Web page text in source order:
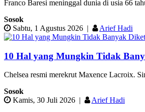
Franco Baresi meninggal dunia di usia 66
Sosok
Sabtu, 1 Agustus 2026 | Arief Hadi
10 Hal yang Mungkin Tidak
Chelsea resmi merekrut Maxence Lacroix.
Sosok
Kamis, 30 Juli 2026 |
Arief Hadi